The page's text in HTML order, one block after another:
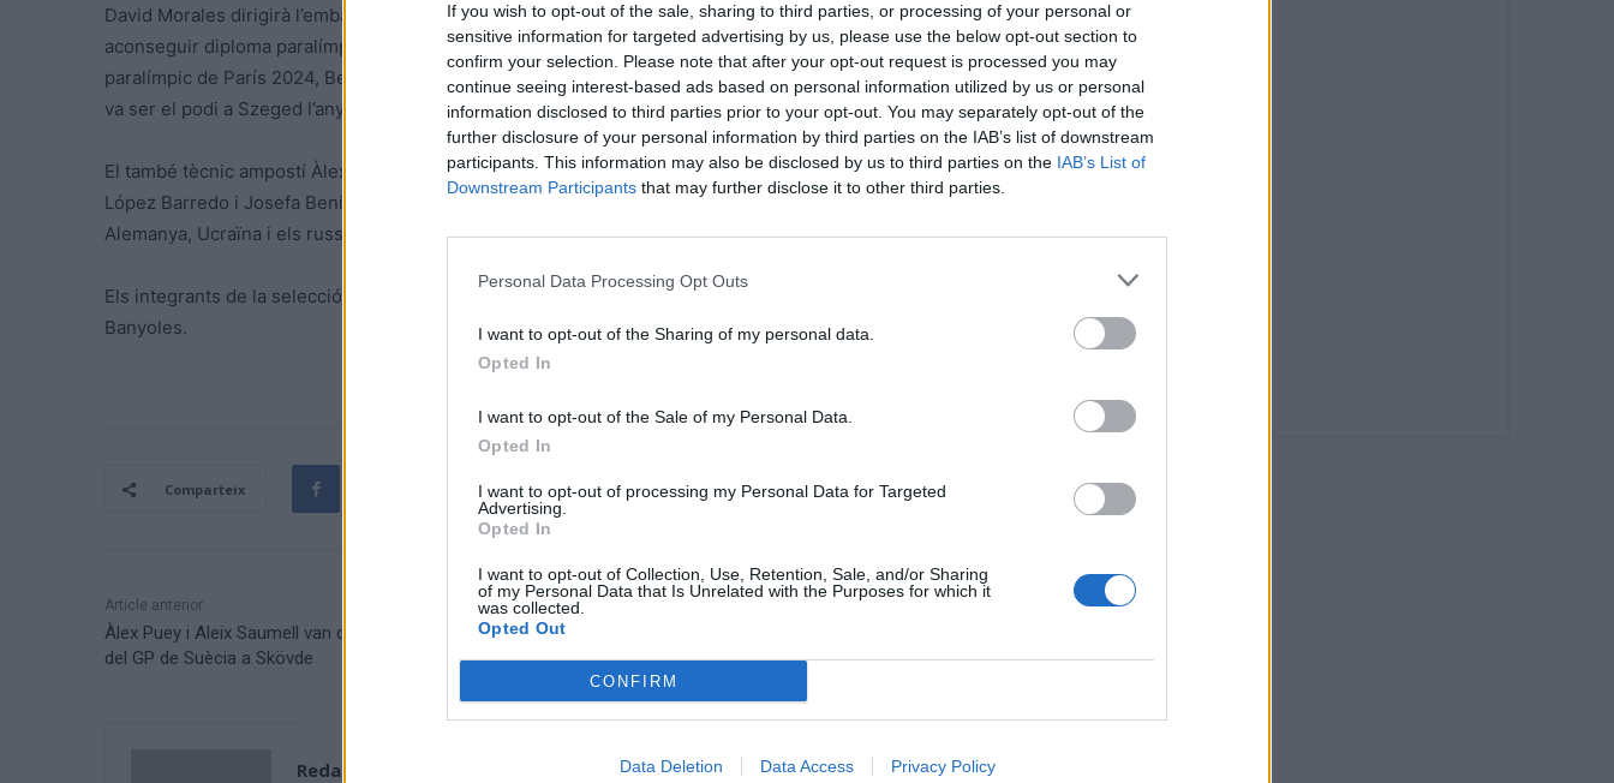
If you wish to opt-out of the sale, sharing to third parties, or processing of your personal or
sensitive information for targeted advertising by us, please use the below opt-out section to
confirm your selection. Please note that after your opt-out request is processed you may
continue seeing interest-based ads based on personal information utilized by us or personal
information disclosed to third parties prior to your opt-out. You may separately opt-out of the
further disclosure of your personal information by third parties on the IAB’s list of downstream
participants. This information may also be disclosed by us to third parties on the IAB’s List of
Downstream Participants that may further disclose it to other third parties.
Personal Data Processing Opt Outs
I want to opt-out of the Sharing of my personal data.
Opted In
I want to opt-out of the Sale of my Personal Data.
Opted In
I want to opt-out of processing my Personal Data for Targeted
Advertising.
Opted In
I want to opt-out of Collection, Use, Retention, Sale, and/or Sharing
of my Personal Data that Is Unrelated with the Purposes for which it
was collected.
Opted Out
CONFIRM
Data Deletion Data Access Privacy Policy
David Morales dirigirà l’embarcació de PR 1, de Javier Garcia Martínez, que amb el tècnic ampostí ja va
aconseguir diploma paralímpic a París. Tindrà com a principals rivals entre els 10 participants, al campió
paralímpic de París 2024, Benjamin Pritchard, Roman Polianskyi d’Ucraïna i Giacomo Perini d’Itàlia; aquest
va ser el podi a Szeged l’any passat.
El també tècnic ampostí Àlex Moya es el responsable de l’embarcació del doble escull mixte PR 3 amb Mario
López Barredo i Josefa Benitez Guzman, que competiran contra els components de Gran Bretanya,
Alemanya, Ucraïna i els russos que participen sota la bandera AIN.
Els integrants de la selecció paralímpica es van concentrar de l’11 al 18 de maig a Amposta, i del 18 al 26 a
Banyoles.
Comparteix
Article anterior
Àlex Puey i Aleix Saumell van competir a l’exigent prova
del GP de Suècia a Skövde
Internacional de Sant Feliu de Guíxols
Redacció